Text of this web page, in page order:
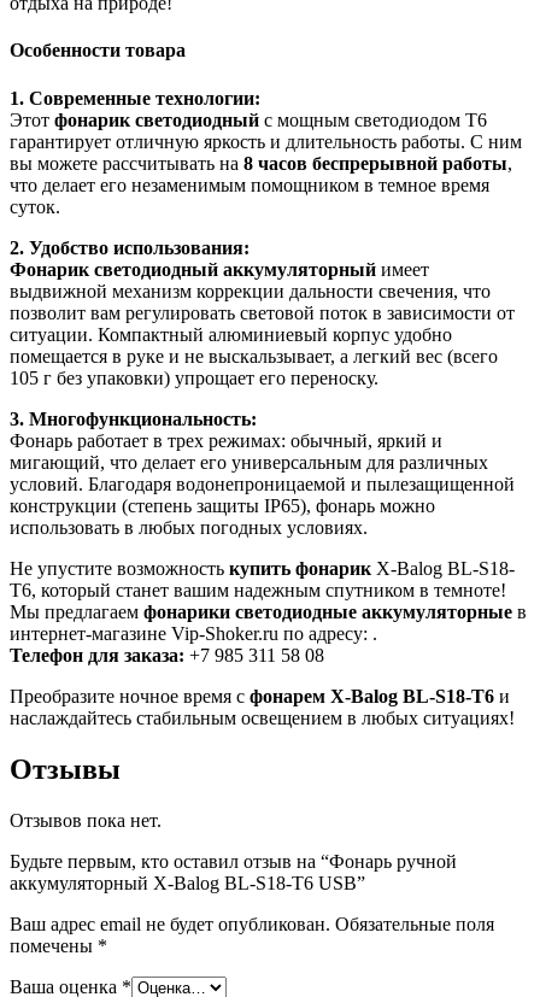
Особенности товара
1. Современные технологии:
Этот фонарик светодиодный с мощным светодиодом Т6
гарантирует отличную яркость и длительность работы. С ним
вы можете рассчитывать на 8 часов беспрерывной работы,
что делает его незаменимым помощником в темное время
суток.
2. Удобство использования:
Фонарик светодиодный аккумуляторный имеет
выдвижной механизм коррекции дальности свечения, что
позволит вам регулировать световой поток в зависимости от
ситуации. Компактный алюминиевый корпус удобно
помещается в руке и не выскальзывает, а легкий вес (всего
105 г без упаковки) упрощает его переноску.
3. Многофункциональность:
Фонарь работает в трех режимах: обычный, яркий и
мигающий, что делает его универсальным для различных
условий. Благодаря водонепроницаемой и пылезащищенной
конструкции (степень защиты IP65), фонарь можно
использовать в любых погодных условиях.
Не упустите возможность купить фонарик X-Balog BL-S18-
T6, который станет вашим надежным спутником в темноте!
Мы предлагаем фонарики светодиодные аккумуляторные в
интернет-магазине Vip-Shoker.ru по адресу: .
Телефон для заказа: +7 985 311 58 08
Преобразите ночное время с фонарем X-Balog BL-S18-T6 и
наслаждайтесь стабильным освещением в любых ситуациях!
Отзывы
Отзывов пока нет.
Будьте первым, кто оставил отзыв на “Фонарь ручной
аккумуляторный X-Balog BL-S18-T6 USB”
Ваш адрес email не будет опубликован. Обязательные поля
помечены *
Ваша оценка *